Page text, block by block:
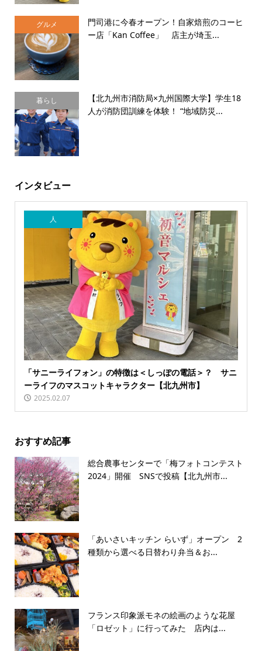
グルメ
門司港に今春オープン！自家焙煎のコーヒ
ー店「Kan Coffee」 店主が埼玉...
暮らし
【北九州市消防局×九州国際大学】学生18
人が消防団訓練を体験！ “地域防災...
インタビュー
人
「サニーライフォン」の特徴は＜しっぽの電話＞？ サニ
ーライフのマスコットキャラクター【北九州市】
2025.02.07
おすすめ記事
総合農事センターで「梅フォトコンテスト
2024」開催 SNSで投稿【北九州市...
「あいさいキッチン らいず」オープン 2
種類から選べる日替わり弁当＆お...
フランス印象派モネの絵画のような花屋
「ロゼット」に行ってみた 店内は...